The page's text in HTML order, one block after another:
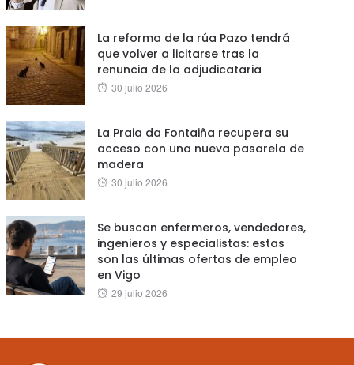
La reforma de la rúa Pazo tendrá
que volver a licitarse tras la
renuncia de la adjudicataria
Posted
30 julio 2026
La Praia da Fontaiña recupera su
acceso con una nueva pasarela de
madera
Posted
30 julio 2026
Se buscan enfermeros, vendedores,
ingenieros y especialistas: estas
son las últimas ofertas de empleo
en Vigo
Posted
29 julio 2026